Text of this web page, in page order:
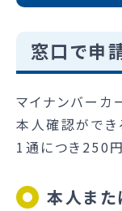
窓口で申
マイナンバーカ
本人確認ができ
1通につき250円
本人ま